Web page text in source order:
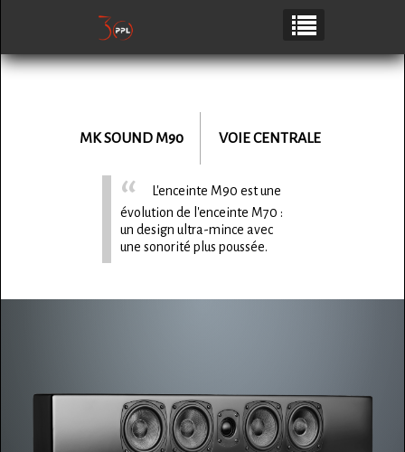
MK SOUND M90 VOIE CENTRALE
L'enceinte M90 est une
évolution de l'enceinte M70 :
un design ultra-mince avec
une sonorité plus poussée.